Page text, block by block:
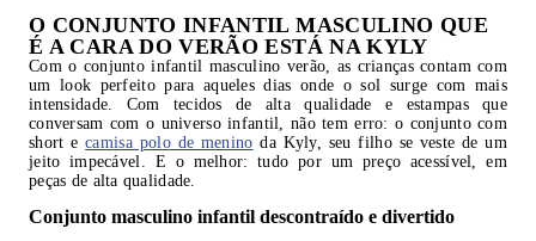
O CONJUNTO INFANTIL MASCULINO QUE
É A CARA DO VERÃO ESTÁ NA KYLY
Com o conjunto infantil masculino verão, as crianças contam com
um look perfeito para aqueles dias onde o sol surge com mais
intensidade. Com tecidos de alta qualidade e estampas que
conversam com o universo infantil, não tem erro: o conjunto com
short ecamisa polo de menino da Kyly, seu filho se veste de um
jeito impecável. E o melhor: tudo por um preço acessível, em
peças de alta qualidade.
Conjunto masculino infantil descontraído e divertido